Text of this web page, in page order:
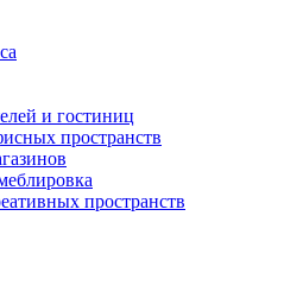
и гостиниц
пространств
пространств